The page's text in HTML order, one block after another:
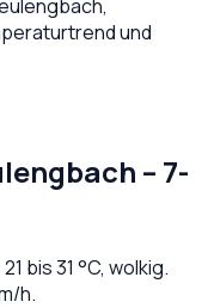
,
und
– 7-
21 bis31 °C, wolkig.
h.